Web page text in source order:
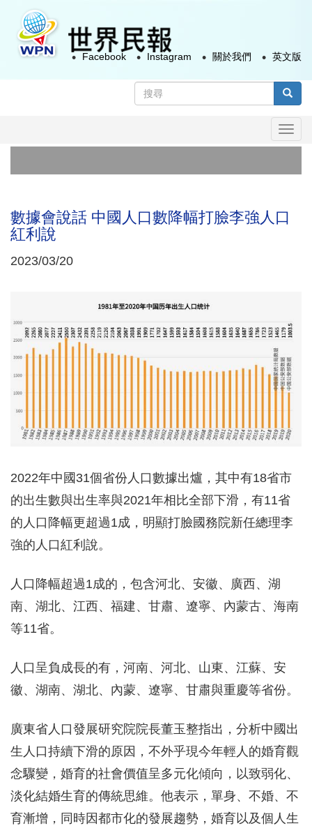
容
搜
尋
Facebook Instagram 關於我們 英文版
數據會說話 中國人口數降幅打臉李強人口
紅利說
2023/03/20
2022年中國31個省份人口數據出爐，其中有18省市
的出生數與出生率與2021年相比全部下滑，有11省
的人口降幅更超過1成，明顯打臉國務院新任總理李
強的人口紅利說。
人口降幅超過1成的，包含河北、安徽、廣西、湖
南、湖北、江西、福建、甘肅、遼寧、內蒙古、海南
等11省。
人口呈負成長的有，河南、河北、山東、江蘇、安
徽、湖南、湖北、內蒙、遼寧、甘肅與重慶等省份。
廣東省人口發展研究院院長董玉整指出，分析中國出
生人口持續下滑的原因，不外乎現今年輕人的婚育觀
念驟變，婚育的社會價值呈多元化傾向，以致弱化、
淡化結婚生育的傳統思維。他表示，單身、不婚、不
育漸增，同時因都市化的發展趨勢，婚育以及個人生